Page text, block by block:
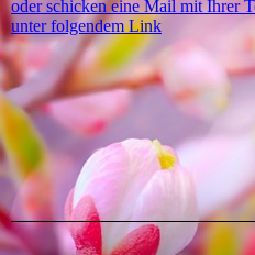
oder schicken eine Mail mit Ihrer
unter folgendem Link